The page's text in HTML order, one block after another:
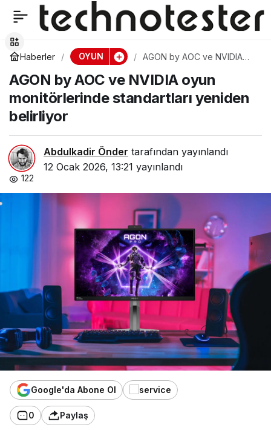
Haberler OYUN
AGON by AOC ve NVIDIA
standartları yeniden
belirliyor
AGON by AOC ve NVIDIA oyun
monitörlerinde standartları yeniden
belirliyor
Abdulkadir Önder tarafından yayınlandı
12 Ocak 2026, 13:21 yayınlandı
122
Google'da Abone Ol
0 Paylaş
Garena Delta Force
Mobil kapalı beta testi
başlıyor
Paylaş